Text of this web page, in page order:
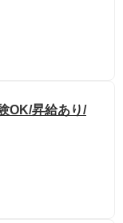
OK/昇給あり/